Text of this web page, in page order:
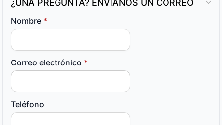
¿UNA PREGUNTA? ENVÍANOS UN CORREO
Nombre *
Correo electrónico *
Teléfono